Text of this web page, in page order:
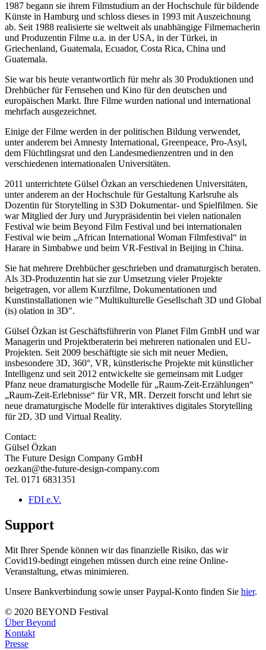
1987 begann sie ihrem Filmstudium an der Hochschule für bildende
Künste in Hamburg und schloss dieses in 1993 mit Auszeichnung
ab. Seit 1988 realisierte sie weltweit als unabhängige Filmemacherin
und Produzentin Filme u.a. in der USA, in der Türkei, in
Griechenland, Guatemala, Ecuador, Costa Rica, China und
Guatemala.
Sie war bis heute verantwortlich für mehr als 30 Produktionen und
Drehbücher für Fernsehen und Kino für den deutschen und
europäischen Markt. Ihre Filme wurden national und international
mehrfach ausgezeichnet.
Einige der Filme werden in der politischen Bildung verwendet,
unter anderem bei Amnesty International, Greenpeace, Pro-Asyl,
dem Flüchtlingsrat und den Landesmedienzentren und in den
verschiedenen internationalen Universitäten.
2011 unterrichtete Gülsel Özkan an verschiedenen Universitäten,
unter anderem an der Hochschule für Gestaltung Karlsruhe als
Dozentin für Storytelling in S3D Dokumentar- und Spielfilmen. Sie
war Mitglied der Jury und Jurypräsidentin bei vielen nationalen
Festival wie beim Beyond Film Festival und bei internationalen
Festival wie beim „African International Woman Filmfestival“ in
Harare in Simbabwe und beim VR-Festival in Beijing in China.
Sie hat mehrere Drehbücher geschrieben und dramaturgisch beraten.
Als 3D-Produzentin hat sie zur Umsetzung vieler Projekte
beigetragen, vor allem Kurzfilme, Dokumentationen und
Kunstinstallationen wie "Multikulturelle Gesellschaft 3D und Global
(is) olation in 3D".
Gülsel Özkan ist Geschäftsführerin von Planet Film GmbH und war
Managerin und Projektberaterin bei mehreren nationalen und EU-
Projekten. Seit 2009 beschäftigte sie sich mit neuer Medien,
insbesondere 3D, 360°, VR, künstlerische Projekte mit künstlicher
Intelligenz und seit 2012 entwickelte sie gemeinsam mit Ludger
Pfanz neue dramaturgische Modelle für „Raum-Zeit-Erzählungen“
„Raum-Zeit-Erlebnisse“ für VR, MR. Derzeit forscht und lehrt sie
neue dramaturgische Modelle für interaktives digitales Storytelling
für 2D, 3D und Virtual Reality.
Contact:
Gülsel Özkan
The Future Design Company GmbH
oezkan@the-future-design-company.com
Tel. 0171 6831351
FDI e.V.
Support
Mit Ihrer Spende können wir das finanzielle Risiko, das wir
Covid19-bedingt eingehen müssen durch eine reine Online-
Veranstaltung, etwas minimieren.
Unsere Bankverbindung sowie unser Paypal-Konto finden Sie hier.
© 2020 BEYOND Festival
Über Beyond
Kontakt
Presse